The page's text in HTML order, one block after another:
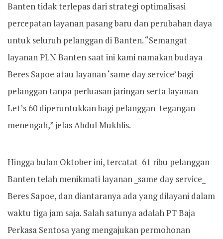
Banten tidak terlepas dari strategi optimalisasi
percepatan layanan pasang baru dan perubahan daya
untuk seluruh pelanggan di Banten. “Semangat
layanan PLN Banten saat ini kami namakan budaya
Beres Sapoe atau layanan ‘same day service’ bagi
pelanggan tanpa perluasan jaringan serta layanan
Let’s 60 diperuntukkan bagi pelanggan tegangan
menengah,” jelas Abdul Mukhlis.
Hingga bulan Oktober ini, tercatat 61 ribu pelanggan
Banten telah menikmati layanan _same day service_
Beres Sapoe, dan diantaranya ada yang dilayani dalam
waktu tiga jam saja. Salah satunya adalah PT Baja
Perkasa Sentosa yang mengajukan permohonan